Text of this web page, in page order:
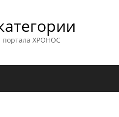
портала ХРОНОС